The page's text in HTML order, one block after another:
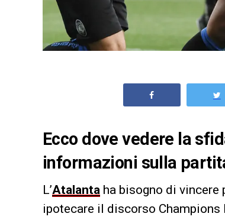
Ecco dove vedere la
informazioni sulla
L’Atalanta ha bisogno di vincere
ipotecare il discorso